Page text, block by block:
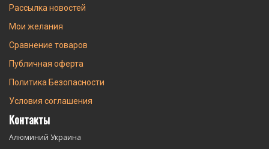
Рассылка новостей
Мои желания
Сравнение товаров
Публичная оферта
Политика Безопасности
Условия соглашения
Контакты
Алюминий Украина